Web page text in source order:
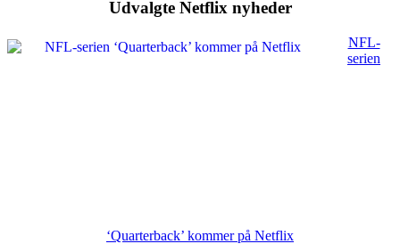
Udvalgte Netflix nyheder
NFL-
serien
‘Quarterback’ kommer på Netflix